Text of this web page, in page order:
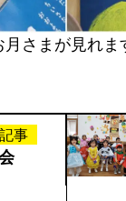
お
病児
月さまが見れま
事